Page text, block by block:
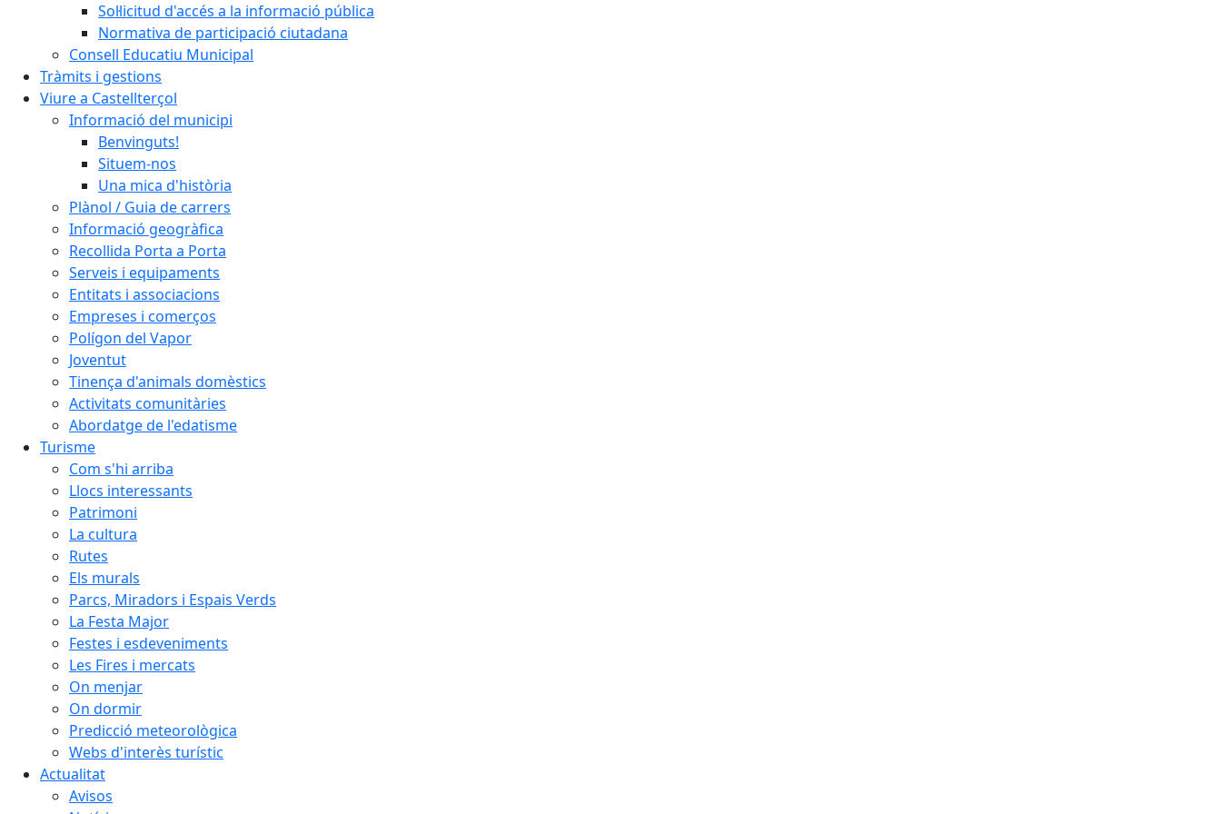
Sol·licitud d'accés a la informació pública
Normativa de participació ciutadana
Consell Educatiu Municipal
Tràmits i gestions
Viure a Castellterçol
Informació del municipi
Benvinguts!
Situem-nos
Una mica d'història
Plànol / Guia de carrers
Informació geogràfica
Recollida Porta a Porta
Serveis i equipaments
Entitats i associacions
Empreses i comerços
Polígon del Vapor
Joventut
Tinença d'animals domèstics
Activitats comunitàries
Abordatge de l'edatisme
Turisme
Com s'hi arriba
Llocs interessants
Patrimoni
La cultura
Rutes
Els murals
Parcs, Miradors i Espais Verds
La Festa Major
Festes i esdeveniments
Les Fires i mercats
On menjar
On dormir
Predicció meteorològica
Webs d'interès turístic
Actualitat
Avisos